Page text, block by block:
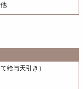
給与天引き）